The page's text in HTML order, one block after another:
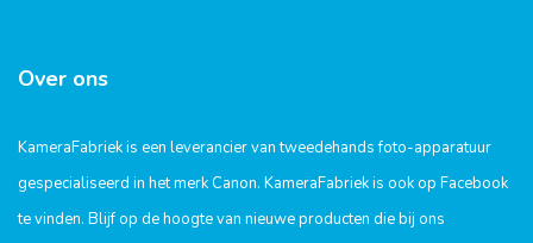
Over ons
KameraFabriek is een leverancier van tweedehands foto-apparatuur
gespecialiseerd in het merk Canon. KameraFabriek is ook op Facebook
te vinden. Blijf op de hoogte van nieuwe producten die bij ons